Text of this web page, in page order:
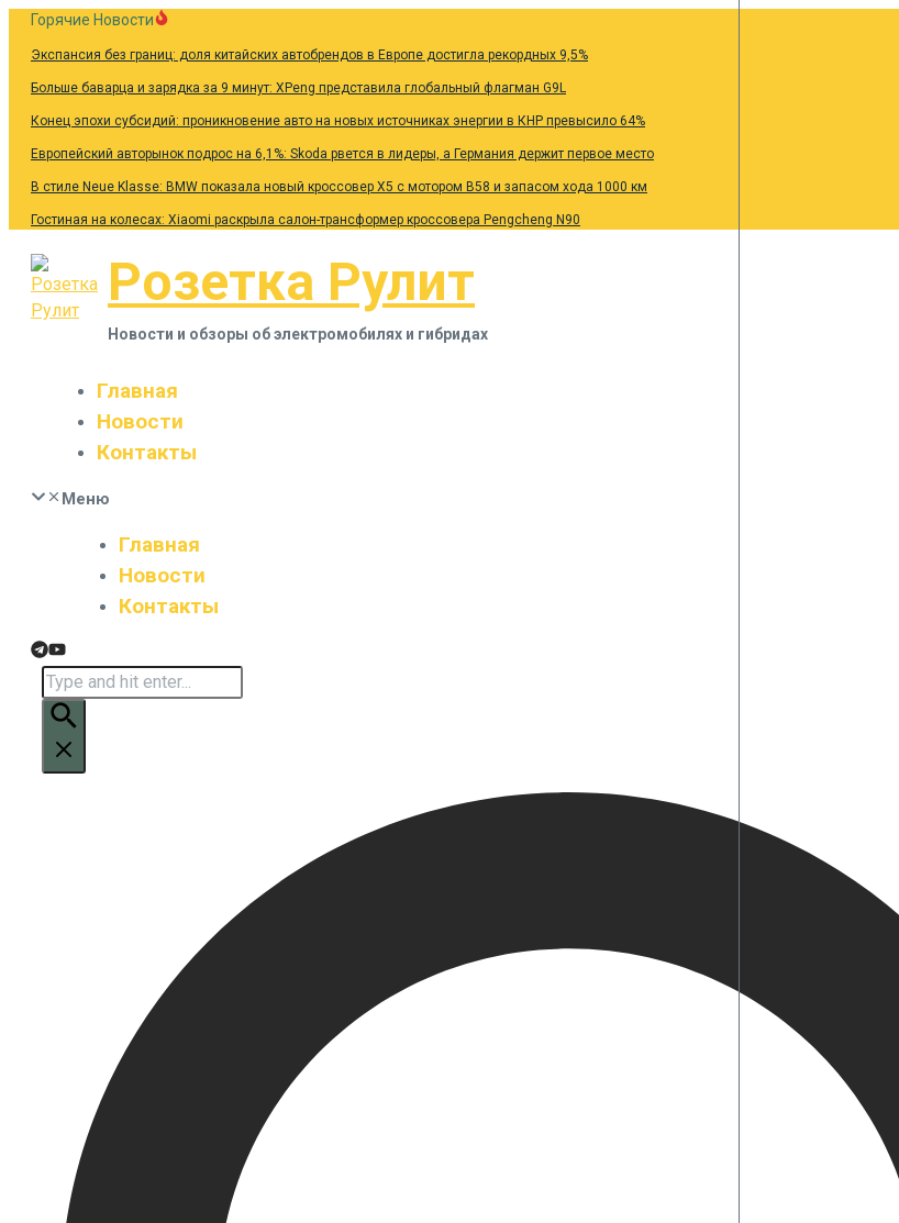
Перейти
Горячие Новости
Экспансия без границ: доля китайских автобрендов в Европе достигла рекордных 9,5%
Больше баварца и зарядка за 9 минут: XPeng представила глобальный флагман G9L
Конец эпохи субсидий: проникновение авто на новых источниках энергии в КНР превысило 64%
Европейский авторынок подрос на 6,1%: Skoda рвется в лидеры, а Германия держит первое место
В стиле Neue Klasse: BMW показала новый кроссовер X5 с мотором B58 и запасом хода 1000 км
Гостиная на колесах: Xiaomi раскрыла салон-трансформер кроссовера Pengcheng N90
Розетка Рулит
Новости и обзоры об электромобилях и гибридах
Главная
Новости
Контакты
Меню
Главная
Новости
Контакты
Искать: